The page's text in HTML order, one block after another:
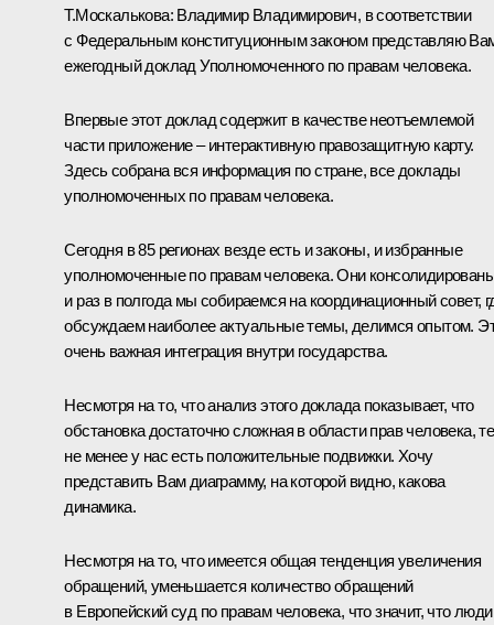
Т.Москалькова: Владимир Владимирович, в соответствии
с Федеральным конституционным законом представляю
ежегодный доклад Уполномоченного по правам человека.
Впервые этот доклад содержит в качестве неотъемлемой
части приложение – интерактивную правозащитную карту.
Здесь собрана вся информация по стране, все доклады
уполномоченных по правам человека.
Сегодня в 85 регионах везде есть и законы, и избранные
уполномоченные по правам человека. Они
и раз в полгода мы собираемся на координационный совет,
обсуждаем наиболее актуальные темы, делимся опытом.
очень важная интеграция внутри государства.
Несмотря на то, что анализ этого доклада показывает, что
обстановка достаточно сложная в области прав человека,
не менее у нас есть положительные подвижки. Хочу
представить Вам диаграмму, на которой видно, какова
динамика.
Несмотря на то, что имеется общая тенденция увеличения
обращений, уменьшается количество обращений
в Европейский суд по правам человека, что значит, что люди